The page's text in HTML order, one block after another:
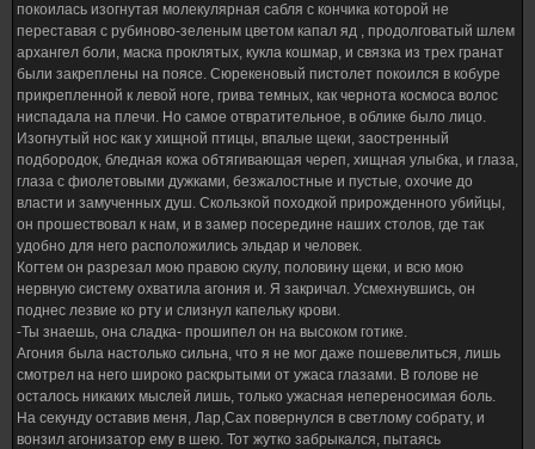
покоилась изогнутая молекулярная сабля с кончика которой не
переставая с рубиново-зеленым цветом капал яд , продолговатый шлем
архангел боли, маска проклятых, кукла кошмар, и связка из трех гранат
были закреплены на поясе. Сюрекеновый пистолет покоился в кобуре
прикрепленной к левой ноге, грива темных, как чернота космоса волос
ниспадала на плечи. Но самое отвратительное, в облике было лицо.
Изогнутый нос как у хищной птицы, впалые щеки, заостренный
подбородок, бледная кожа обтягивающая череп, хищная улыбка, и глаза,
глаза с фиолетовыми дужками, безжалостные и пустые, охочие до
власти и замученных душ. Скользкой походкой прирожденного убийцы,
он прошествовал к нам, и в замер посередине наших столов, где так
удобно для него расположились эльдар и человек.
Когтем он разрезал мою правою скулу, половину щеки, и всю мою
нервную систему охватила агония и. Я закричал. Усмехнувшись, он
поднес лезвие ко рту и слизнул капельку крови.
-Ты знаешь, она сладка- прошипел он на высоком готике.
Агония была настолько сильна, что я не мог даже пошевелиться, лишь
смотрел на него широко раскрытыми от ужаса глазами. В голове не
осталось никаких мыслей лишь, только ужасная непереносимая боль.
На секунду оставив меня, Лар,Сах повернулся в светлому собрату, и
вонзил агонизатор ему в шею. Тот жутко забрыкался, пытаясь